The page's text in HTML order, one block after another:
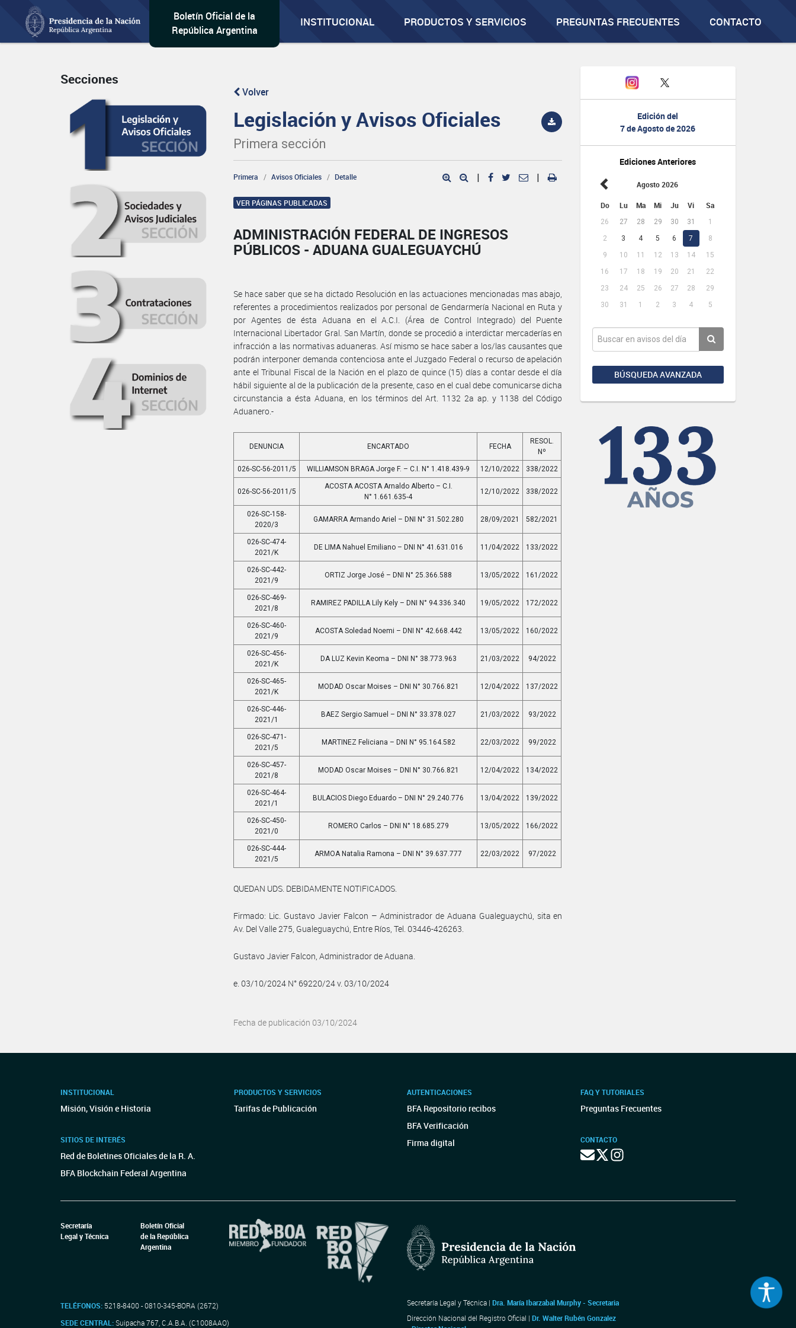
Boletín Oficial de la
República Argentina
INSTITUCIONAL PRODUCTOS Y SERVICIOS PREGUNTAS FRECUENTES CONTACTO
Edición del
7 de Agosto de 2026
Ediciones Anteriores
Agosto 2026
Do Lu Ma Mi Ju Vi Sa
26 27 28 29 30 31
1
2
3 4 5 6 7
8
9
10 11 12 13 14
15
16
17 18 19 20 21
22
23
24 25 26 27 28
29
30
31 1 2 3 4 5
BÚSQUEDA AVANZADA
Secciones
Volver
Legislación y Avisos Oficiales
Primera sección
Primera Avisos Oficiales Detalle | |
VER PÁGINAS PUBLICADAS
ADMINISTRACIÓN FEDERAL DE INGRESOS
PÚBLICOS - ADUANA GUALEGUAYCHÚ
Se hace saber que se ha dictado Resolución en las actuaciones mencionadas mas abajo,
referentes a procedimientos realizados por personal de Gendarmería Nacional en Ruta y
por Agentes de ésta Aduana en el A.C.I. (Área de Control Integrado) del Puente
Internacional Libertador Gral. San Martín, donde se procedió a interdictar mercaderías en
infracción a las normativas aduaneras. Así mismo se hace saber a los/las causantes que
podrán interponer demanda contenciosa ante el Juzgado Federal o recurso de apelación
ante el Tribunal Fiscal de la Nación en el plazo de quince (15) días a contar desde el día
hábil siguiente al de la publicación de la presente, caso en el cual debe comunicarse dicha
circunstancia a ésta Aduana, en los términos del Art. 1132 2a ap. y 1138 del Código
Aduanero.-
DENUNCIA ENCARTADO FECHA
RESOL.
Nº
026-SC-56-2011/5 WILLIAMSON BRAGA Jorge F. – C.I. N° 1.418.439-9 12/10/2022 338/2022
026-SC-56-2011/5
ACOSTA ACOSTA Arnaldo Alberto – C.I.
N° 1.661.635-4
12/10/2022 338/2022
026-SC-158-
2020/3
GAMARRA Armando Ariel – DNI N° 31.502.280 28/09/2021 582/2021
026-SC-474-
2021/K
DE LIMA Nahuel Emiliano – DNI N° 41.631.016 11/04/2022 133/2022
026-SC-442-
2021/9
ORTIZ Jorge José – DNI N° 25.366.588 13/05/2022 161/2022
026-SC-469-
2021/8
RAMIREZ PADILLA Lily Kely – DNI N° 94.336.340 19/05/2022 172/2022
026-SC-460-
2021/9
ACOSTA Soledad Noemi – DNI N° 42.668.442 13/05/2022 160/2022
026-SC-456-
2021/K
DA LUZ Kevin Keoma – DNI N° 38.773.963 21/03/2022 94/2022
026-SC-465-
2021/K
MODAD Oscar Moises – DNI N° 30.766.821 12/04/2022 137/2022
026-SC-446-
2021/1
BAEZ Sergio Samuel – DNI N° 33.378.027 21/03/2022 93/2022
026-SC-471-
2021/5
MARTINEZ Feliciana – DNI N° 95.164.582 22/03/2022 99/2022
026-SC-457-
2021/8
MODAD Oscar Moises – DNI N° 30.766.821 12/04/2022 134/2022
026-SC-464-
2021/1
BULACIOS Diego Eduardo – DNI N° 29.240.776 13/04/2022 139/2022
026-SC-450-
2021/0
ROMERO Carlos – DNI N° 18.685.279 13/05/2022 166/2022
026-SC-444-
2021/5
ARMOA Natalia Ramona – DNI N° 39.637.777 22/03/2022 97/2022
QUEDAN UDS. DEBIDAMENTE NOTIFICADOS.
Firmado: Lic. Gustavo Javier Falcon – Administrador de Aduana Gualeguaychú, sita en
Av. Del Valle 275, Gualeguaychú, Entre Ríos, Tel. 03446-426263.
Gustavo Javier Falcon, Administrador de Aduana.
e. 03/10/2024 N° 69220/24 v. 03/10/2024
Fecha de publicación 03/10/2024
INSTITUCIONAL
Misión, Visión e Historia
SITIOS DE INTERÉS
Red de Boletines Oficiales de la R. A.
BFA Blockchain Federal Argentina
PRODUCTOS Y SERVICIOS
Tarifas de Publicación
AUTENTICACIONES
BFA Repositorio recibos
BFA Verificación
Firma digital
FAQ Y TUTORIALES
Preguntas Frecuentes
CONTACTO
Secretaría
Legal y Técnica
Boletín Oficial
de la República
Argentina
TELÉFONOS: 5218-8400 - 0810-345-BORA (2672)
SEDE CENTRAL:Suipacha 767, C.A.B.A. (C1008AAO)
Secretaría Legal y Técnica | Dra. María Ibarzabal Murphy - Secretaria
Dirección Nacional del Registro Oficial | Dr. Walter Rubén Gonzalez